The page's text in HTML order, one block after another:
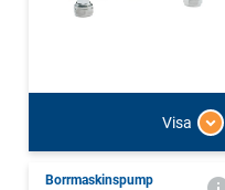
Visa
Borrmaskinspump